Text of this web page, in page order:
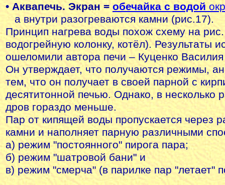
• Аквапечь. Экран = обечайка с водой
а внутри разогреваются камни (рис.17).
Принцип нагрева воды похож схему на
водогрейную колонку, котёл). Результаты
ошеломили автора печи – Куценко
Он утверждает, что получаются режимы,
тем, что он получает в своей парной с
десятитонной печью. Однако, в несколько
дров гораздо меньше.
Пар от кипящей воды пропускается через
камни и наполняет парную различными
а) режим "постоянного" пирога пара;
б) режим "шатровой бани" и
в) режим "смерча" (в парилке пар "летает"